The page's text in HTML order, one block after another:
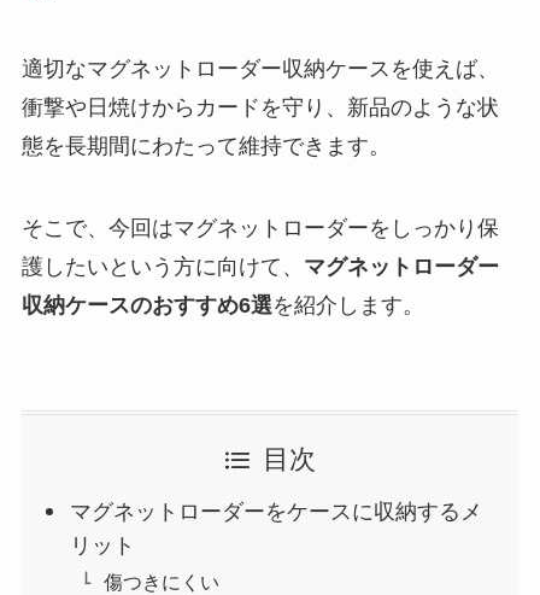
適切なマグネットローダー収納ケースを使えば、
衝撃や日焼けからカードを守り、新品のような状
態を長期間にわたって維持できます。
そこで、今回はマグネットローダーをしっかり保
護したいという方に向けて、 マグネットローダー
収納ケースのおすすめ6選を紹介します。
目次
マグネットローダーをケースに収納するメ
リット
傷つきにくい